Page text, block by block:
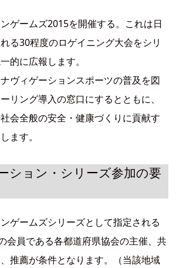
ゲームズ2015を開催する。これは日
る30程度のロゲイニング大会をシリ
的に広報します。
ヴィゲーションスポーツの普及を図
リング導入の窓口にするとともに、
会全般の安全・健康づくりに貢献す
ます。
ション・シリーズ参加の要
ゲームズシリーズとして指定される
会員である各都道府県協会の主催、共
推薦が条件となります。（当該地域